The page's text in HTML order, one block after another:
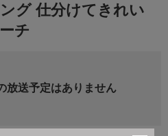
グ 仕分けてきれい
チ
放送予定はありません